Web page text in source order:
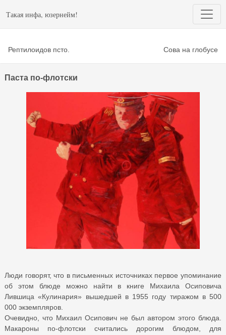
Такая инфа, юзернейм!
Рептилоидов псто. Сова на глобусе
Паста по-флотски
Люди говорят, что в письменных источниках первое упоминание
об этом блюде можно найти в книге Михаила Осиповича
Лившица «Кулинария» вышедшей в 1955 году тиражом в 500
000 экземпляров.
Очевидно, что Михаил Осипович не был автором этого блюда.
Макароны по-флотски считались дорогим блюдом, для